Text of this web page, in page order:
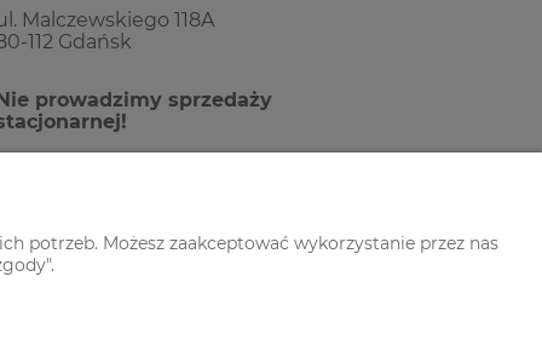
Malczewskiego 118A
112 Gdańsk
prowadzimy sprzedaży
potrzeb. Możesz zaakceptować wykorzystanie przez nas